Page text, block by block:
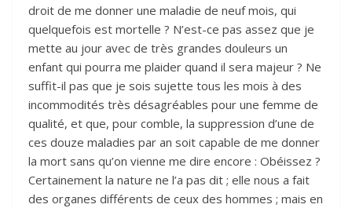
droit de me donner une maladie de neuf mois, qui
quelquefois est mortelle ? N’est-ce pas assez que je
mette au jour avec de très grandes douleurs un
enfant qui pourra me plaider quand il sera majeur ? Ne
suffit-il pas que je sois sujette tous les mois à des
incommodités très désagréables pour une femme de
qualité, et que, pour comble, la suppression d’une de
ces douze maladies par an soit capable de me donner
la mort sans qu’on vienne me dire encore : Obéissez ?
Certainement la nature ne l’a pas dit ; elle nous a fait
des organes différents de ceux des hommes ; mais en